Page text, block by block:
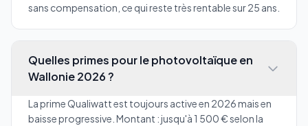
sans compensation, ce qui reste très rentable sur 25 ans.
Quelles primes pour le photovoltaïque en
Wallonie 2026 ?
La prime Qualiwatt est toujours active en 2026 mais en
baisse progressive. Montant : jusqu'à 1 500 € selon la